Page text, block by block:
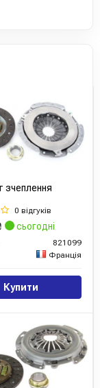
зчеплення
0 відгуків
сьогодні
821099
Франція
Купити